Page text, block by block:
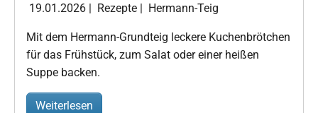
19.01.2026 | Rezepte | Hermann-Teig
Mit dem Hermann-Grundteig leckere Kuchenbrötchen
für das Frühstück, zum Salat oder einer heißen
Suppe backen.
Weiterlesen